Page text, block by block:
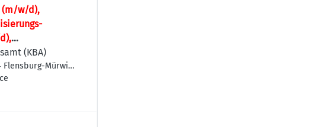
(m/w/d),
/
w/d) oder
für den IT-
(KBA)
Flensburg-Mürwik,